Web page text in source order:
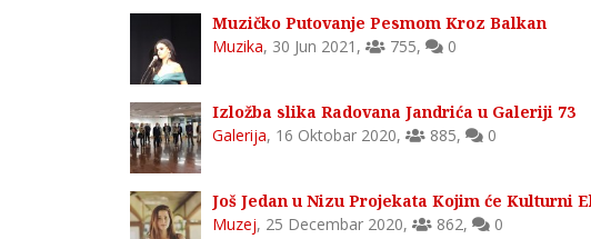
Muzičko Putovanje Pesmom Kroz Balkan
Muzika, 30 Jun 2021 , 755, 0
Izložba slika Radovana Jandrića u Galeriji 73
Galerija, 16 Oktobar 2020, 885, 0
Još Jedan u Nizu Projekata Kojim će Kulturni
Muzej, 25 Decembar 2020, 862, 0